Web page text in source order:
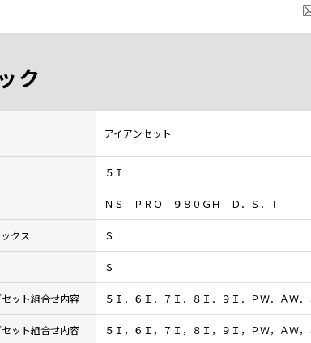
ク
アイアンセット
５Ｉ
ＮＳ ＰＲＯ ９８０ＧＨ Ｄ．Ｓ．Ｔ
クス Ｓ
Ｓ
ット組合せ内容 ５Ｉ．６Ｉ．７Ｉ．８Ｉ．９Ｉ．ＰＷ．ＡＷ
ット組合せ内容 ５Ｉ，６Ｉ，７Ｉ，８Ｉ，９Ｉ，ＰＷ，ＡＷ